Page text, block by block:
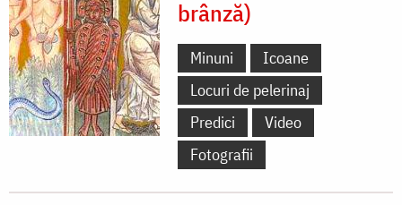
brânză)
Minuni
Icoane
Locuri de pelerinaj
Predici
Video
Fotografii